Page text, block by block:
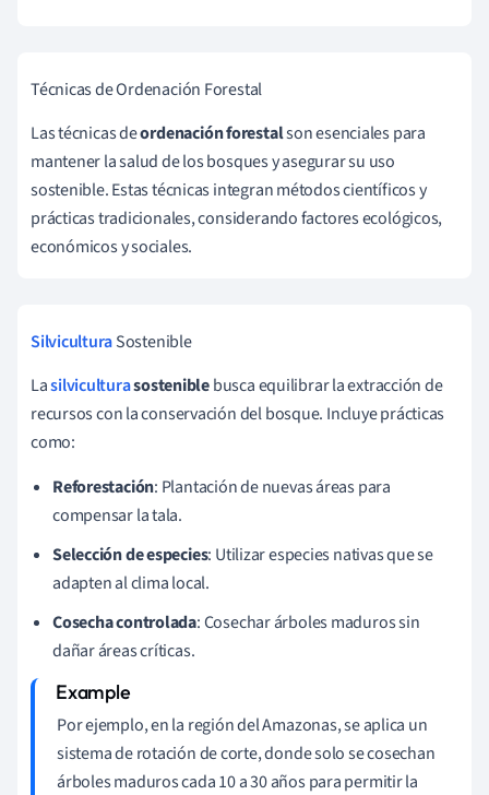
Técnicas de Ordenación Forestal
Las técnicas deordenación forestalson esenciales para
mantener la salud de los bosques y asegurar su uso
sostenible. Estas técnicas integran métodos científicos y
prácticas tradicionales, considerando factores ecológicos,
económicos y sociales.
SilviculturaSostenible
Lasilviculturasosteniblebusca equilibrar la extracción de
recursos con la conservación del bosque. Incluye prácticas
como:
Reforestación: Plantación de nuevas áreas para
compensar la tala.
Selección de especies: Utilizar especies nativas que se
adapten al clima local.
Cosecha controlada: Cosechar árboles maduros sin
dañar áreas críticas.
Por ejemplo, en la región del Amazonas, se aplica un
sistema de rotación de corte, donde solo se cosechan
árboles maduros cada 10 a 30 años para permitir la